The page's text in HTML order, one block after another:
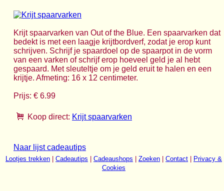
Krijt spaarvarken van Out of the Blue. Een spaarvarken dat
bedekt is met een laagje krijtbordverf, zodat je erop kunt
schrijven. Schrijf je spaardoel op de spaarpot in de vorm
van een varken of schrijf erop hoeveel geld je al hebt
gespaard. Met sleuteltje om je geld eruit te halen en een
krijtje. Afmeting: 16 x 12 centimeter.
Prijs: € 6.99
Koop direct: Krijt spaarvarken
Naar lijst cadeautips
Lootjes trekken Cadeautips Cadeaushops Zoeken Contact
Privacy &
Cookies